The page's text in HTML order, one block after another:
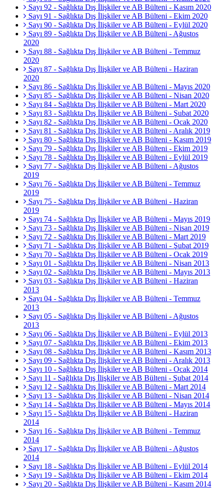
Sayı 92 - Sağlıkta Dış İlişkiler ve AB Bülteni - Kasım 2020
Sayı 91 - Sağlıkta Dış İlişkiler ve AB Bülteni - Ekim 2020
Sayı 90 - Sağlıkta Dış İlişkiler ve AB Bülteni - Eylül 2020
Sayı 89 - Sağlıkta Dış İlişkiler ve AB Bülteni - Ağustos
2020
Sayı 88 - Sağlıkta Dış İlişkiler ve AB Bülteni - Temmuz
2020
Sayı 87 - Sağlıkta Dış İlişkiler ve AB Bülteni - Haziran
2020
Sayı 86 - Sağlıkta Dış İlişkiler ve AB Bülteni - Mayıs 2020
Sayı 85 - Sağlıkta Dış İlişkiler ve AB Bülteni - Nisan 2020
Sayı 84 - Sağlıkta Dış İlişkiler ve AB Bülteni - Mart 2020
Sayı 83 - Sağlıkta Dış İlişkiler ve AB Bülteni - Şubat 2020
Sayı 82 - Sağlıkta Dış İlişkiler ve AB Bülteni - Ocak 2020
Sayı 81 - Sağlıkta Dış İlişkiler ve AB Bülteni - Aralık 2019
Sayı 80 - Sağlıkta Dış İlişkiler ve AB Bülteni - Kasım 2019
Sayı 79 - Sağlıkta Dış İlişkiler ve AB Bülteni - Ekim 2019
Sayı 78 - Sağlıkta Dış İlişkiler ve AB Bülteni - Eylül 2019
Sayı 77 - Sağlıkta Dış İlişkiler ve AB Bülteni - Ağustos
2019
Sayı 76 - Sağlıkta Dış İlişkiler ve AB Bülteni - Temmuz
2019
Sayı 75 - Sağlıkta Dış İlişkiler ve AB Bülteni - Haziran
2019
Sayı 74 - Sağlıkta Dış İlişkiler ve AB Bülteni - Mayıs 2019
Sayı 73 - Sağlıkta Dış İlişkiler ve AB Bülteni - Nisan 2019
Sayı 72 - Sağlıkta Dış İlişkiler ve AB Bülteni - Mart 2019
Sayı 71 - Sağlıkta Dış İlişkiler ve AB Bülteni - Şubat 2019
Sayı 70 - Sağlıkta Dış İlişkiler ve AB Bülteni - Ocak 2019
Sayı 01 - Sağlıkta Dış İlişkiler ve AB Bülteni - Nisan 2013
Sayı 02 - Sağlıkta Dış İlişkiler ve AB Bülteni - Mayıs 2013
Sayı 03 - Sağlıkta Dış İlişkiler ve AB Bülteni - Haziran
2013
Sayı 04 - Sağlıkta Dış İlişkiler ve AB Bülteni - Temmuz
2013
Sayı 05 - Sağlıkta Dış İlişkiler ve AB Bülteni - Ağustos
2013
Sayı 06 - Sağlıkta Dış İlişkiler ve AB Bülteni - Eylül 2013
Sayı 07 - Sağlıkta Dış İlişkiler ve AB Bülteni - Ekim 2013
Sayı 08 - Sağlıkta Dış İlişkiler ve AB Bülteni - Kasım 2013
Sayı 09 - Sağlıkta Dış İlişkiler ve AB Bülteni - Aralık 2013
Sayı 10 - Sağlıkta Dış İlişkiler ve AB Bülteni - Ocak 2014
Sayı 11 - Sağlıkta Dış İlişkiler ve AB Bülteni - Şubat 2014
Sayı 12 - Sağlıkta Dış İlişkiler ve AB Bülteni - Mart 2014
Sayı 13 - Sağlıkta Dış İlişkiler ve AB Bülteni - Nisan 2014
Sayı 14 - Sağlıkta Dış İlişkiler ve AB Bülteni - Mayıs 2014
Sayı 15 - Sağlıkta Dış İlişkiler ve AB Bülteni - Haziran
2014
Sayı 16 - Sağlıkta Dış İlişkiler ve AB Bülteni - Temmuz
2014
Sayı 17 - Sağlıkta Dış İlişkiler ve AB Bülteni - Ağustos
2014
Sayı 18 - Sağlıkta Dış İlişkiler ve AB Bülteni - Eylül 2014
Sayı 19 - Sağlıkta Dış İlişkiler ve AB Bülteni - Ekim 2014
Sayı 20 - Sağlıkta Dış İlişkiler ve AB Bülteni - Kasım 2014